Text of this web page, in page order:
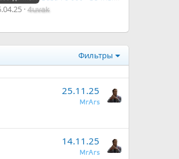
4uvak
Фильтры
25.11.25
MrArs
14.11.25
MrArs